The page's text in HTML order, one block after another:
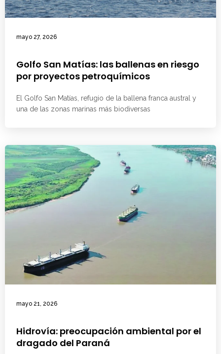
mayo 27, 2026
Golfo San Matías: las ballenas en riesgo
por proyectos petroquímicos
El Golfo San Matías, refugio de la ballena franca austral y
una de las zonas marinas más biodiversas
mayo 21, 2026
Hidrovía: preocupación ambiental por el
dragado del Paraná